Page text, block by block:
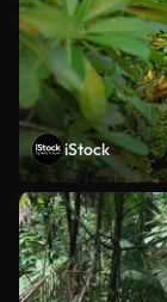
iStock